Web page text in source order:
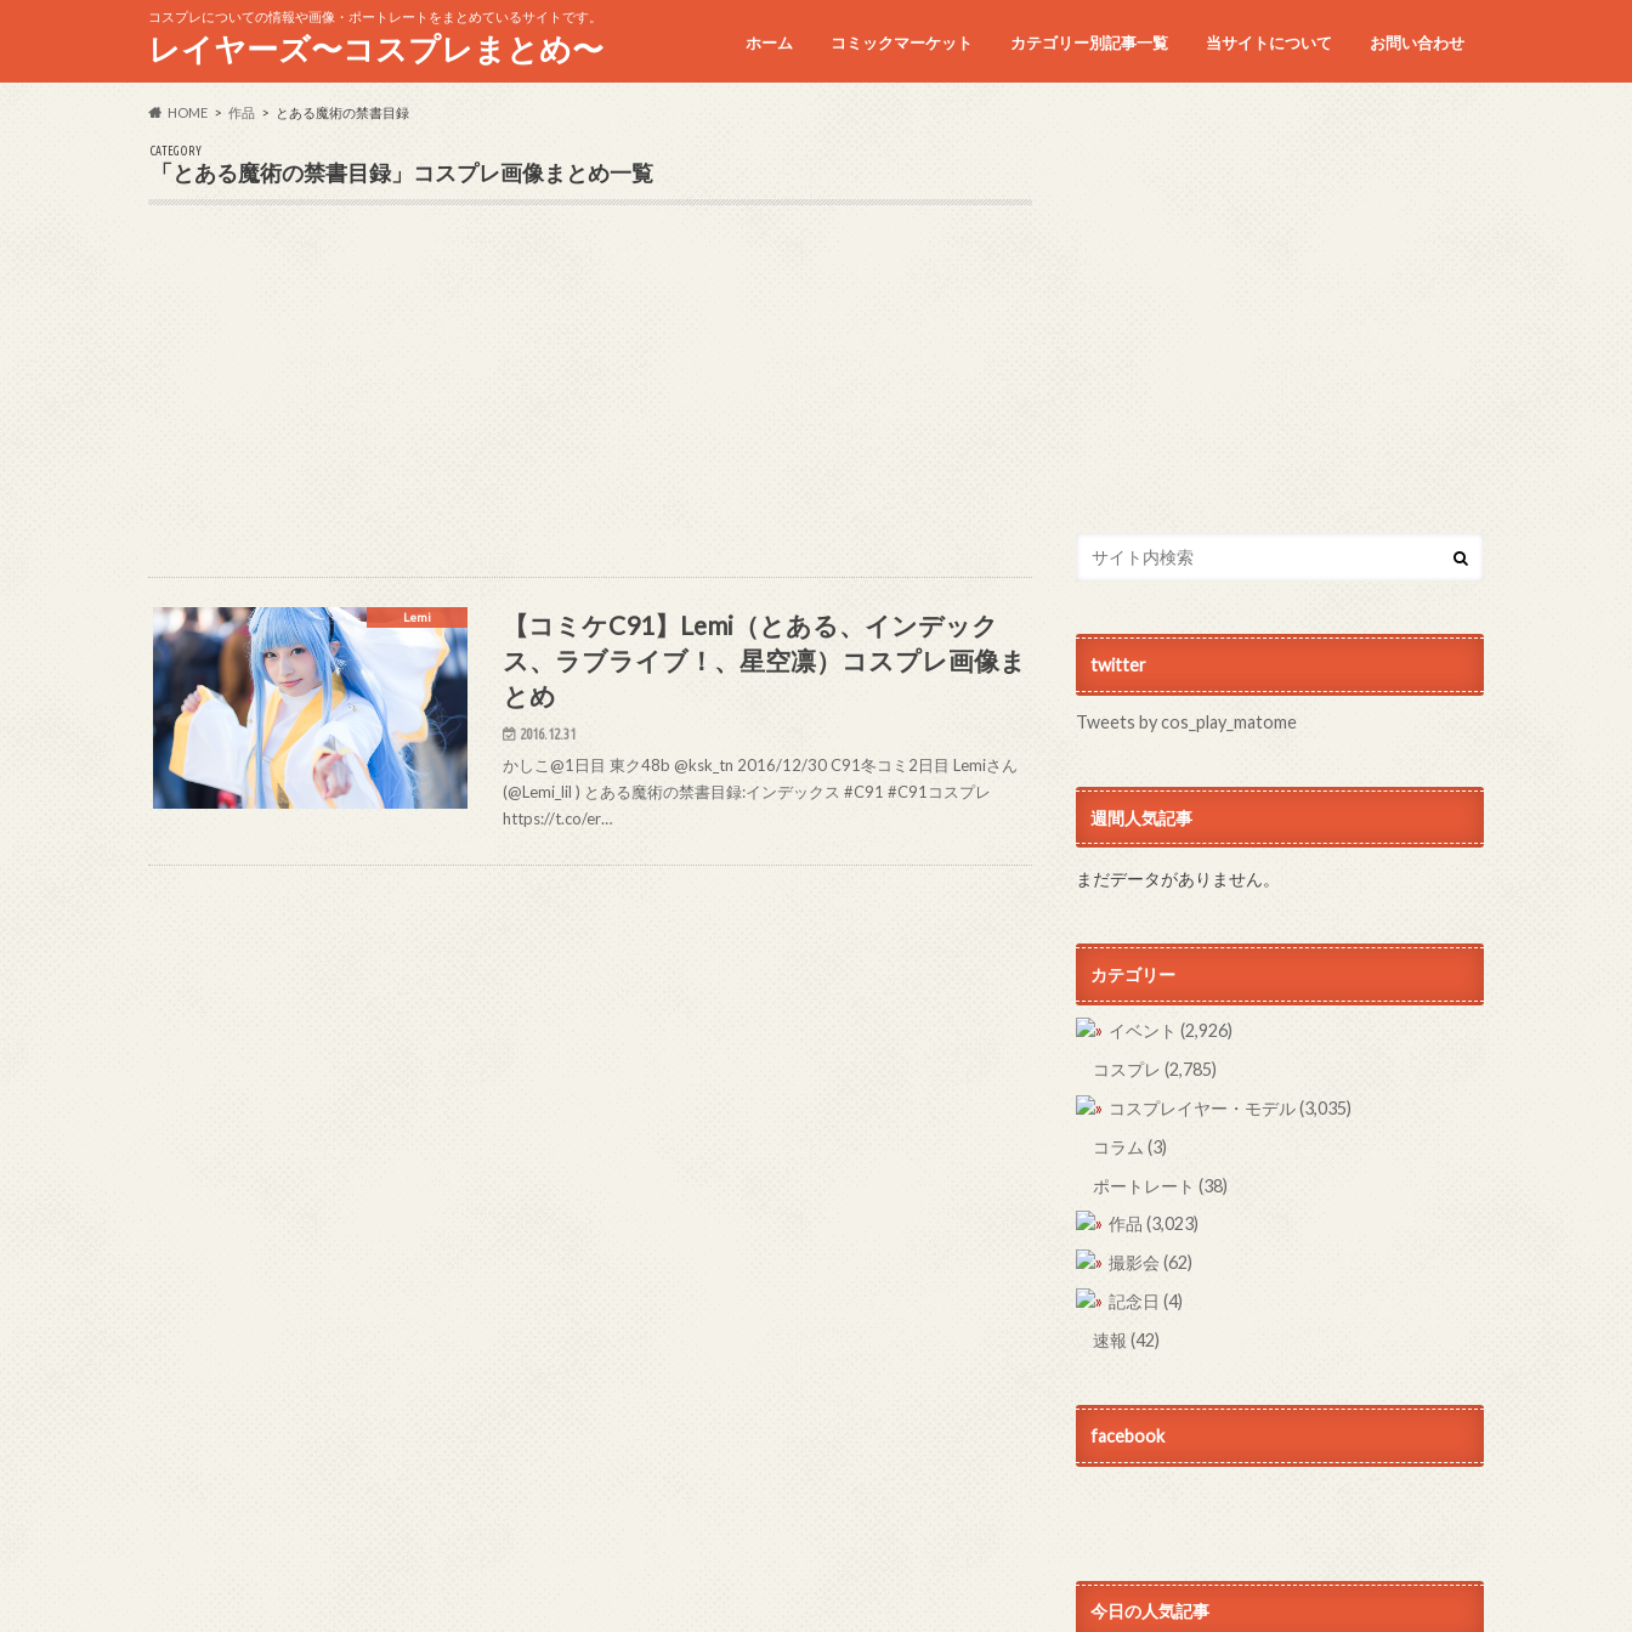
コスプレについての情報や画像・ポートレートをまとめているサイトです。
レイヤーズ〜コスプレまとめ〜 ホーム コミックマーケット
コミケC90
コミケC91
コミケC92
コミケC93
コミケC94
コミケC95
カテゴリー別記事一覧 当サイトについて お問い合わせ
HOME 作品 とある魔術の禁書目録
CATEGORY
「とある魔術の禁書目録」コスプレ画像まとめ一覧
Lemi
【コミケC91】Lemi（とある、インデック
ス、ラブライブ！、星空凛）コスプレ画像ま
とめ
2016.12.31
かしこ@1日目 東ク48b @ksk_tn 2016/12/30 C91冬コミ2日目 Lemiさん
(@Lemi_lil ) とある魔術の禁書目録:インデックス #C91 #C91コスプレ
https://t.co/er…
twitter
Tweets by cos_play_matome
週間人気記事
まだデータがありません。
カテゴリー
イベント (2,926)
コスプレ (2,785)
コスプレイヤー・モデル(3,035)
コラム (3)
ポートレート (38)
作品 (3,023)
撮影会 (62)
記念日 (4)
速報 (42)
facebook
今日の人気記事